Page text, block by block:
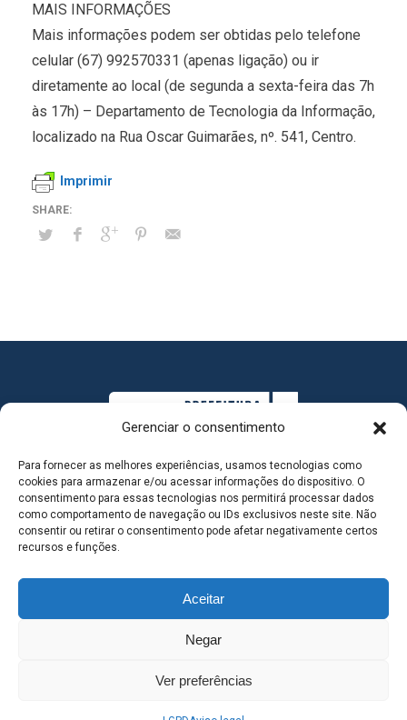
Gerenciar o consentimento
Para fornecer as melhores experiências, usamos tecnologias como
cookies para armazenar e/ou acessar informações do dispositivo. O
consentimento para essas tecnologias nos permitirá processar dados
como comportamento de navegação ou IDs exclusivos neste site. Não
consentir ou retirar o consentimento pode afetar negativamente certos
recursos e funções.
Aceitar
Negar
Ver preferências
MAIS INFORMAÇÕES
Mais informações podem ser obtidas pelo telefone
celular (67) 992570331 (apenas ligação) ou ir
diretamente ao local (de segunda a sexta-feira das 7h
às 17h) – Departamento de Tecnologia da Informação,
localizado na Rua Oscar Guimarães, nº. 541, Centro.
Imprimir
MAPA DO SITE
SEDE DO ADMINISTRATIVO MUNICIPAL - Avenida